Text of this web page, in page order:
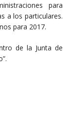
para
a los particulares.
para 2017.
de la Junta de